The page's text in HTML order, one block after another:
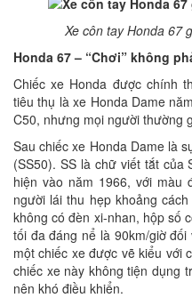
Xe côn tay Honda 67
Honda 67 – “Chơi” không
Chiếc xe Honda được chính
tiêu thụ là xe Honda Dame
C50, nhưng mọi người thường
Sau chiếc xe Honda Dame là
(SS50). SS là chữ viết tắt của
hiện vào năm 1966, với màu
người lái thu hẹp khoảng
không có đèn xi-nhan, hộp số
tối đa đáng nể là 90km/giờ
một chiếc xe được vẽ kiểu với
chiếc xe này không tiện dụng
nên khó điều khiển.